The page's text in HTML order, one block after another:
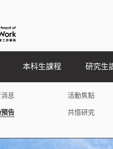
息
告
活動焦點
共憶研究
本科生課程 研究生